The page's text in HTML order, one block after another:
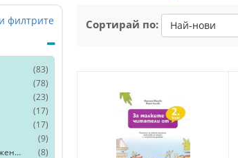
филтрите
(83)
(78)
(23)
(17)
(17)
(9)
(8)
Сортирай по: Най-нови